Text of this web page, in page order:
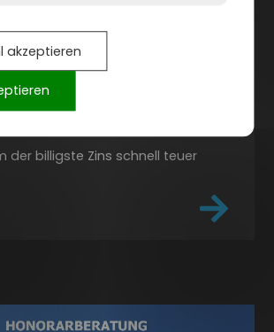
will durchdacht sein!
Anderl
der billigste Zins schnell teuer
akzeptieren